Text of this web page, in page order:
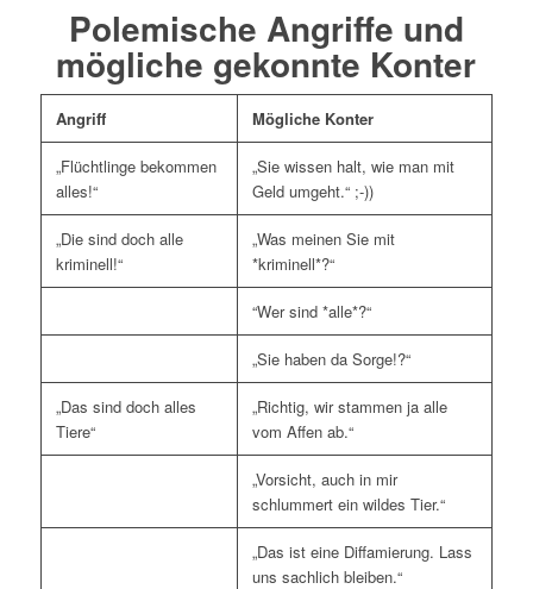
Polemische Angriffe und
mögliche gekonnte Konter
Angriff Mögliche Konter
„Flüchtlinge bekommen
alles!“
„Sie wissen halt, wie man mit
Geld umgeht.“ ;-))
„Die sind doch alle
kriminell!“
„Was meinen Sie mit
*kriminell*?“
“Wer sind *alle*?“
„Sie haben da Sorge!?“
„Das sind doch alles
Tiere“
„Richtig, wir stammen ja alle
vom Affen ab.“
„Vorsicht, auch in mir
schlummert ein wildes Tier.“
„Das ist eine Diffamierung. Lass
uns sachlich bleiben.“